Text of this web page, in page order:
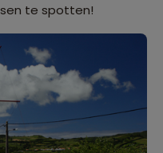
te spotten!